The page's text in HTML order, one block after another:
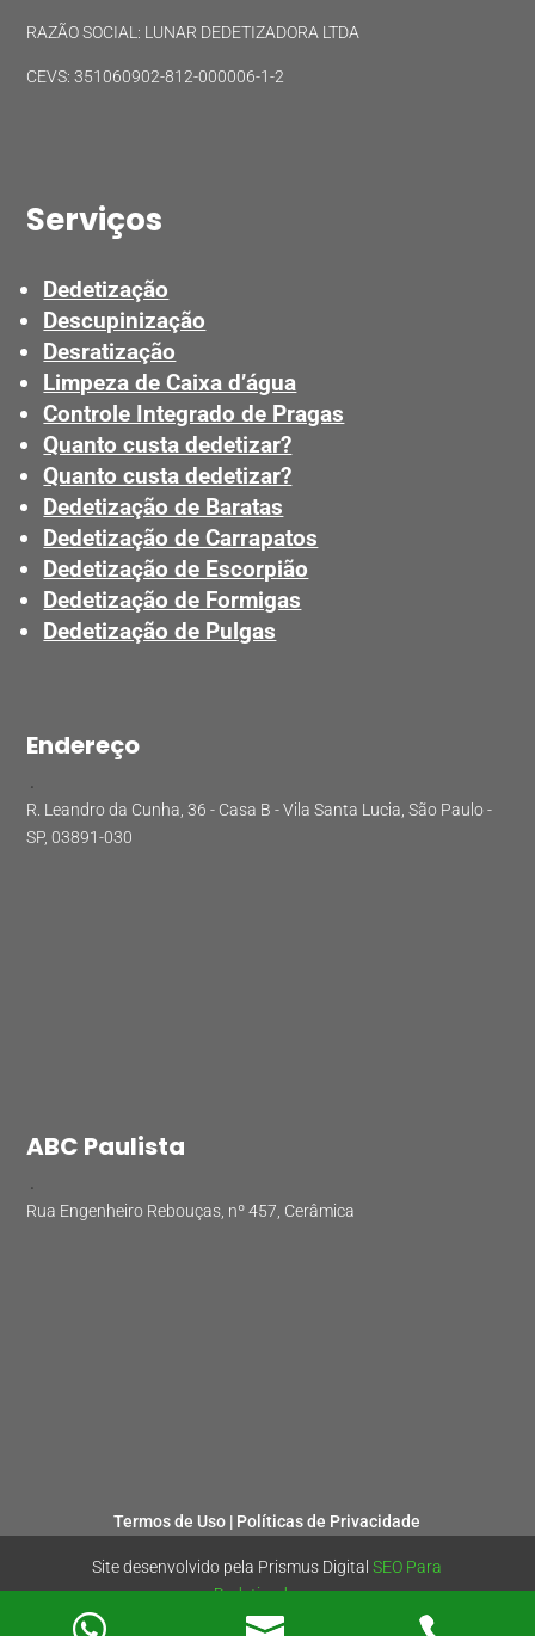
RAZÃO SOCIAL: LUNAR DEDETIZADORA LTDA
CEVS: 351060902-812-000006-1-2
Serviços
Dedetização
Descupinização
Desratização
Limpeza de Caixa d’água
Controle Integrado de Pragas
Quanto custa dedetizar?
Quanto custa dedetizar?
Dedetização de Baratas
Dedetização de Carrapatos
Dedetização de Escorpião
Dedetização de Formigas
Dedetização de Pulgas
Endereço
.
R. Leandro da Cunha, 36 - Casa B - Vila Santa Lucia, São Paulo -
SP, 03891-030
ABC Paulista
.
Rua Engenheiro Rebouças, nº 457, Cerâmica
Termos de Uso | Políticas de Privacidade
Site desenvolvido pela Prismus DigitalSEO Para
Dedetizadoras